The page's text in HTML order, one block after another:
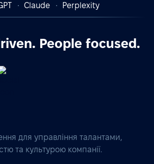
Claude Perplexity
People focused.
для управління талантами,
та культурою компанії.